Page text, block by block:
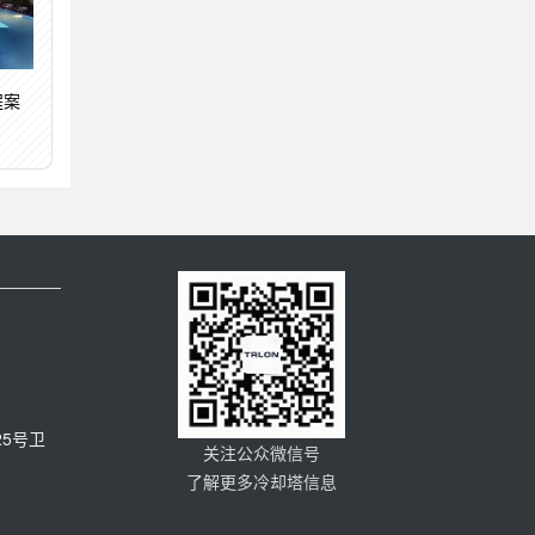
号卫
关注公众微信号
了解更多冷却塔信息